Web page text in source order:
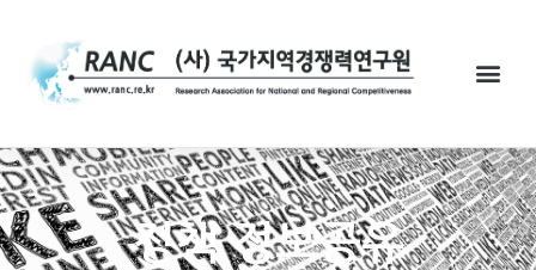
정책 정보공유